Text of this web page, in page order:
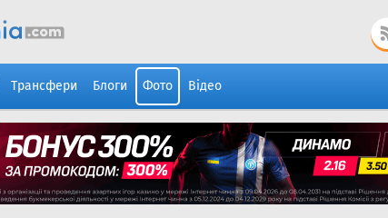
Трансфери Блоги Фото Відео